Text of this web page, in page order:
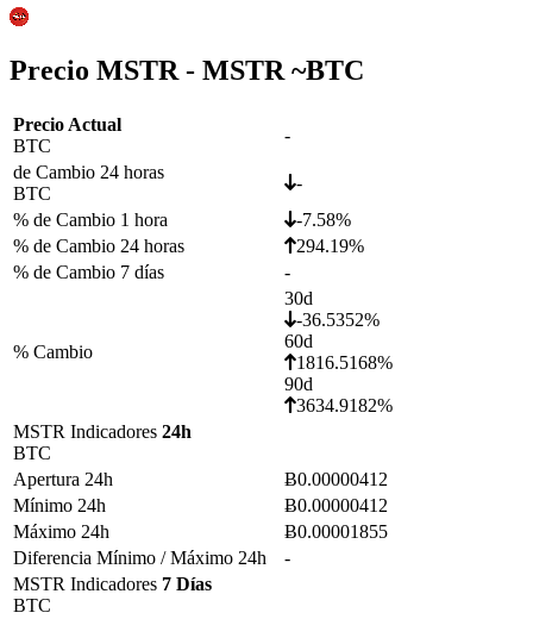
Precio MSTR - MSTR ~BTC
Precio Actual
BTC
-
de Cambio 24 horas
BTC
-
% de Cambio 1 hora
-7.58%
% de Cambio 24 horas
294.19%
% de Cambio 7 días
-
% Cambio
30d
-36.5352%
60d
1816.5168%
90d
3634.9182%
MSTR Indicadores 24h
BTC
Apertura 24h
Ƀ0.00000412
Mínimo 24h
Ƀ0.00000412
Máximo 24h
Ƀ0.00001855
Diferencia Mínimo / Máximo 24h
-
MSTR Indicadores 7 Días
BTC